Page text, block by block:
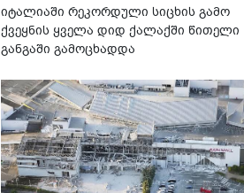
იტალიაში რეკორდული სიცხის გამო
ქვეყნის ყველა დიდ ქალაქში წითელი
განგაში გამოცხადდა